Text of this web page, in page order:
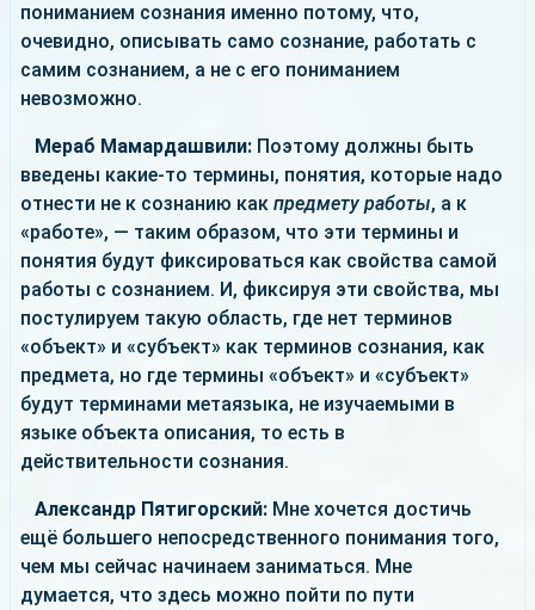
пониманием сознания именно потому, что,
очевидно, описывать само сознание, работать с
самим сознанием, а не с его пониманием
невозможно.
Мераб Мамардашвили: Поэтому должны быть
введены какие-то термины, понятия, которые надо
отнести не к сознанию как предмету работы, а к
«работе», — таким образом, что эти термины и
понятия будут фиксироваться как свойства самой
работы с сознанием. И, фиксируя эти свойства, мы
постулируем такую область, где нет терминов
«объект» и «субъект» как терминов сознания, как
предмета, но где термины «объект» и «субъект»
будут терминами метаязыка, не изучаемыми в
языке объекта описания, то есть в
действительности сознания.
Александр Пятигорский: Мне хочется достичь
ещё большего непосредственного понимания того,
чем мы сейчас начинаем заниматься. Мне
думается, что здесь можно пойти по пути